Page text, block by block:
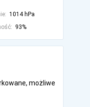
1014 hPa
93%
możliwe